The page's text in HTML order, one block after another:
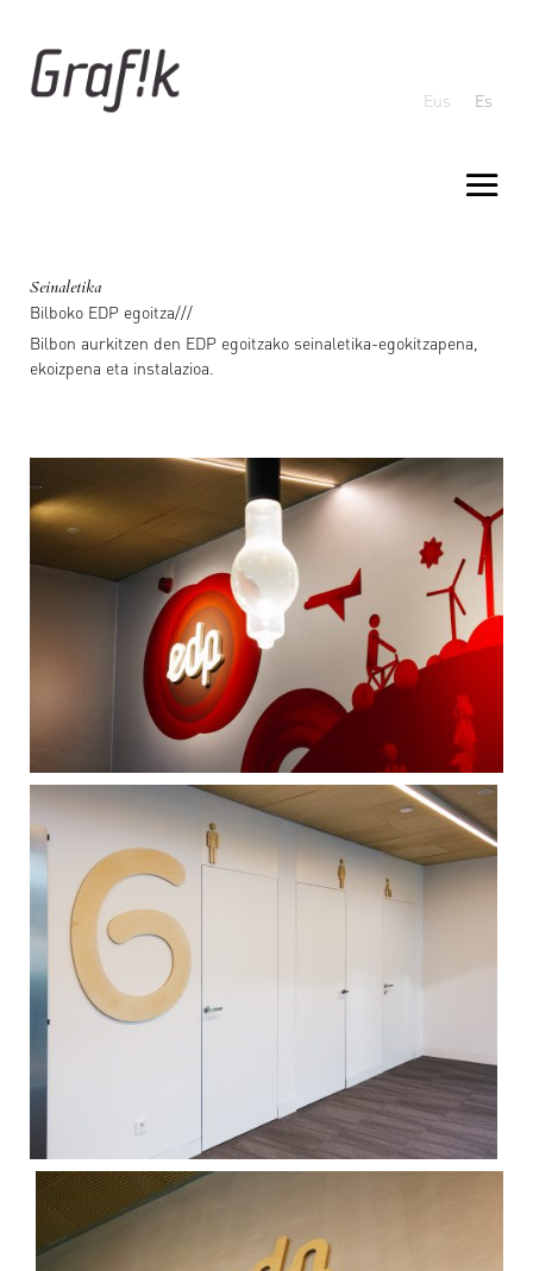
Eus Es
Seinaletika
Bilboko EDP egoitza///
Bilbon aurkitzen den EDP egoitzako seinaletika-egokitzapena,
ekoizpena eta instalazioa.